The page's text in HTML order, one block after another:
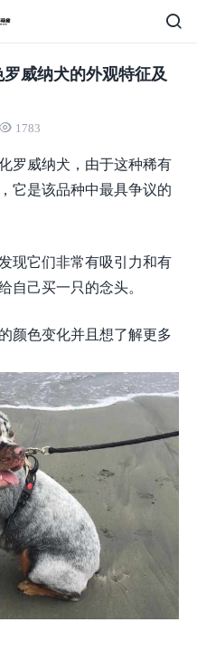
威纳犬的外观特征及
1783
罗威纳犬，由于这种稀有
它是该品种中最具争议的
现它们非常有吸引力和有
自己买一只的念头。
颜色变化并且想了解更多